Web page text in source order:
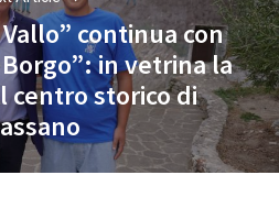
Next
post:
continua con
in vetrina la
centro storico di